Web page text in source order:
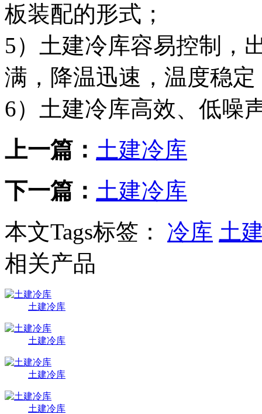
板装配的形式；
5）土建冷库容易控制，
满，降温迅速，温度稳
6）土建冷库高效、低噪
上一篇： 土建冷库
下一篇： 土建冷库
本文Tags标签：
冷库 土
相关产品
土建冷库
土建冷库
土建冷库
土建冷库